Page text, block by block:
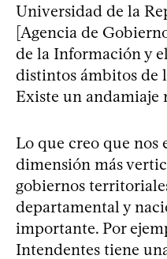
Universidad de la
[Agencia de
de la Información y
distintos ámbitos de
Existe un andamiaje
Lo que creo que nos
dimensión más
gobiernos
departamental y
importante. Por
Intendentes tiene